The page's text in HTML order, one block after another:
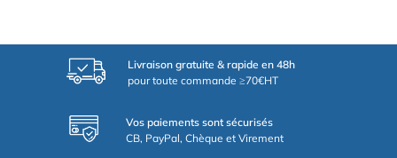
Livraison gratuite & rapide en 48h
pour toute commande ≥70€HT
Vos paiements sont sécurisés
CB, PayPal, Chèque et Virement